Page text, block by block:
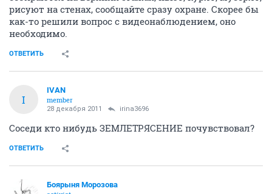
рисуют на стенах, сообщайте сразу охране. Скорее бы
как-то решили вопрос с видеонаблюдением, оно
необходимо.
ОТВЕТИТЬ
I
IVAN
member
28 декабря 2011 irina3696
Соседи кто нибудь ЗЕМЛЕТРЯСЕНИЕ почувствовал?
ОТВЕТИТЬ
Боярыня Морозова